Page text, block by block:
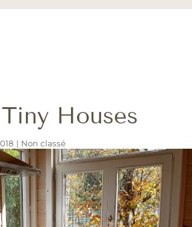
Houses
| Non classé